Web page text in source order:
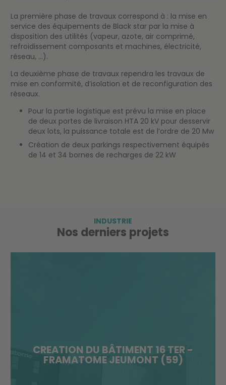
La première phase de travaux correspond à : la mise en
service des équipements de Black star par la mise à
disposition des utilités (vapeur, azote, air comprimé,
refroidissement composants et machines, électricité,
réseau, …).
La deuxième phase de travaux rependra les travaux de
mise en conformité, d’isolation et de reconfiguration des
réseaux.
Pour la partie logistique est prévu la mise en place
de deux portes de livraison HTA 20 kV pour desservir
deux lots, la puissance totale est de l’ordre de 20 Mw
Création de deux parkings respectivement équipés
de 14 et 34 bornes de recharges de 22 kW
INDUSTRIE
Nos derniers projets
CREATION DU BÂTIMENT 16 TER -
FRAMATOME JEUMONT (59)